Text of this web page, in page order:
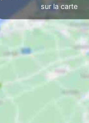
sur la carte